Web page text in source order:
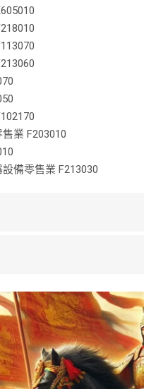
業 F203010
備零售業 F213030